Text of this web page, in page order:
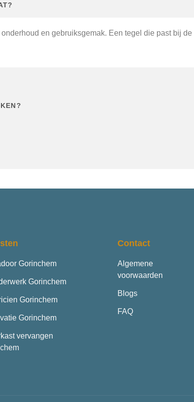
en gebruiksgemak. Een tegel die past bij
Gorinchem
Gorinchem
Gorinchem
Gorinchem
vervangen
Contact
Algemene
voorwaarden
Blogs
FAQ